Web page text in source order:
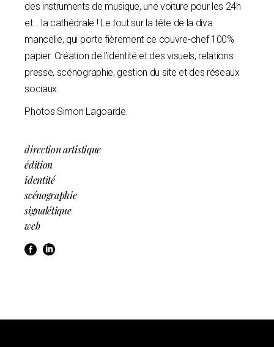
des instruments de musique, une voiture pour les 24h
et… la cathédrale ! Le tout sur la tête de la diva
mancelle, qui porte fièrement ce couvre-chef 100%
papier. Création de l’identité et des visuels, relations
presse, scénographie, gestion du site et des réseaux
sociaux.
Photos Simon Lagoarde.
direction artistique
édition
identité
scénographie
signalétique
web